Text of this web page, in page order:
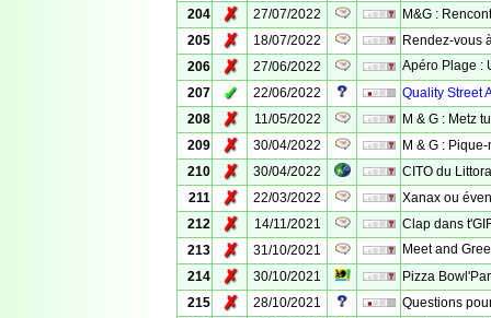
204
✗ 27/07/2022
M&G :
205
✗ 18/07/2022
Rendez-vous
206
✗ 27/06/2022
Apéro Plage :
207
✓ 22/06/2022
Quality Street
208
✗ 11/05/2022
M & G : Metz
209
✗ 30/04/2022
M & G :
210
✗ 30/04/2022
CITO du
211
✗ 22/03/2022
Xanax ou
212
✗ 14/11/2021
Clap dans
213
✗ 31/10/2021
Meet and
214
✗ 30/10/2021
Pizza
215
✗ 28/10/2021
Questions